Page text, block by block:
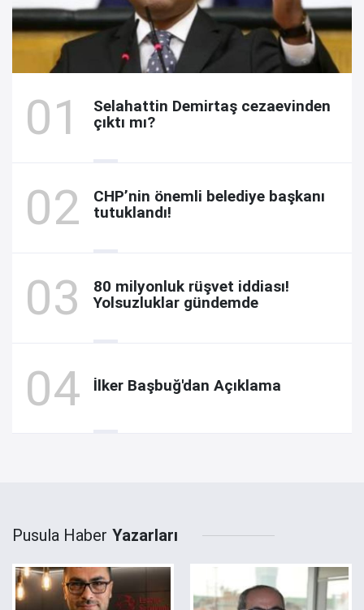
Selahattin Demirtaş cezaevinden
çıktı mı?
CHP’nin önemli belediye başkanı
tutuklandı!
80 milyonluk rüşvet iddiası!
Yolsuzluklar gündemde
İlker Başbuğ'dan Açıklama
Pusula Haber Yazarları